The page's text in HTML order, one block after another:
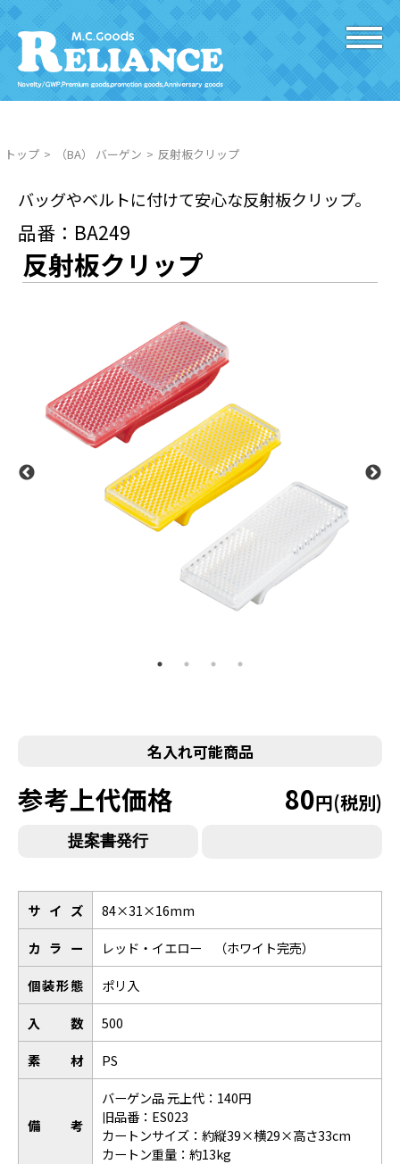
トップ （BA） バーゲン 反射板クリップ
バッグやベルトに付けて安心な反射板クリップ。
品番：BA249
反射板クリップ
名入れ可能商品
参考上代価格 80円(税別)
サイズ
84×31×16mm
カラー
レッド・イエロー （ホワイト完売）
個装形態
ポリ入
入数
500
素材
PS
備考
バーゲン品 元上代：140円
旧品番：ES023
カートンサイズ：約縦39×横29×高さ33cm
カートン重量：約13kg